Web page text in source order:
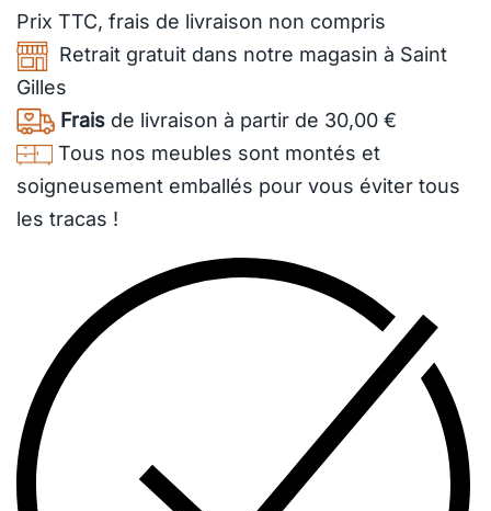
Prix TTC, frais de livraison non compris
Retrait gratuit dans notre magasin à Saint
Gilles
Frais de livraison à partir de 30,00 €
Tous nos meubles sont montés et
soigneusement emballés pour vous éviter tous
les tracas !